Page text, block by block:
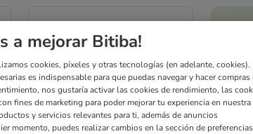
a mejorar Bitiba!
cookies, píxeles y otras tecnologías (en adelante, cookies).
es indispensable para que puedas navegar y hacer compras
nos gustaría activar las cookies de rendimiento, las
fines de marketing para poder mejorar tu experiencia en nuestra
y servicios relevantes para ti, además de anuncios
momento, puedes realizar cambios en la sección de preferencias